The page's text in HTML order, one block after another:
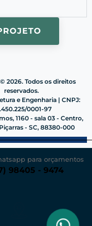
2026. Todos os direitos
reservados.
e Engenharia | CNPJ:
0001-97
1160 - sala 03 - Centro,
- SC, 88380-000
para orçamentos
98405 - 9474